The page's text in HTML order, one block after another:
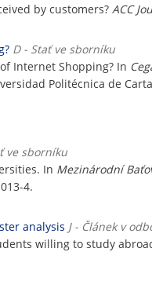
by customers? ACC
D - Stať ve sborníku
Internet Shopping? In
Politécnica de
ve sborníku
In Mezinárodní
4.
analysis J - Článek v
willing to study